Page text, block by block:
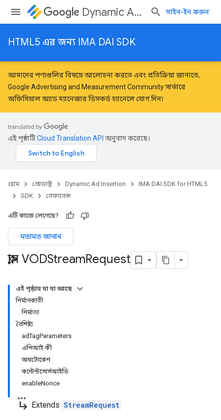
Dynamic Ad Insertion সাইন-ইন করুন
HTML5 এর জন্য IMA DAI SDK
আমাদের পণ্যগুলির বিষয়ে আলোচনা করতে এবং প্রতিক্রিয়া জানাতে,
Google Advertising and Measurement Communityসার্ভারে
অফিসিয়াল অ্যাড ম্যানেজার ডিসকর্ড চ্যানেলে যোগ দিন৷
এই পৃষ্ঠাটিCloud Translation API অনুবাদ করেছে।
হোম প্রোডাক্ট Dynamic Ad Insertion
IMA DAI SDK for HTML5
SDK
রেফারেন্স
এটি কাজে লেগেছে?
মতামত জানান
ক্লাস VODStreamRequest
এই পৃষ্ঠায় যা যা আছে
নির্মাণকারী
নির্মাতা
বৈশিষ্ট্য
adTagParameters
এপিআই কী
অথটোকেন
কন্টেন্টসোর্সআইডি
enableNonce
subdirectory_arrow_right Extends StreamRequest